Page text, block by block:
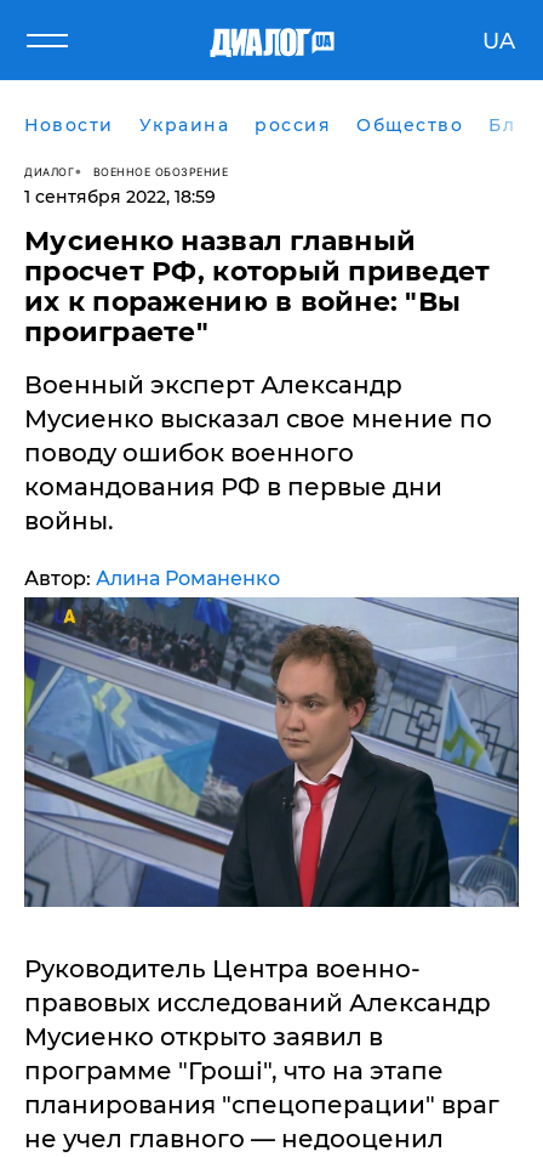
UA
Новости Украина россия Общество
ДИАЛОГ ВОЕННОЕ ОБОЗРЕНИЕ
1 сентября 2022, 18:59
Мусиенко назвал главный
просчет РФ, который приведет
их к поражению в войне: "Вы
проиграете"
Военный эксперт Александр
Мусиенко высказал свое мнение по
поводу ошибок военного
командования РФ в первые дни
войны.
Автор: Алина Романенко
Руководитель Центра военно-
правовых исследований Александр
Мусиенко открыто заявил в
программе "Гроші", что на этапе
планирования "спецоперации" враг
не учел главного — недооценил